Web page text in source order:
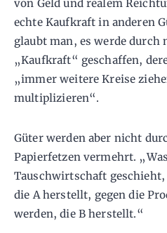
von Geld und realem
echte Kaufkraft in anderen
glaubt man, es werde durch
„Kaufkraft“ geschaffen,
„immer weitere Kreise
multiplizieren“.
Güter werden aber nicht
Papierfetzen vermehrt.
Tauschwirtschaft
die A herstellt, gegen die
werden, die B herstellt.“